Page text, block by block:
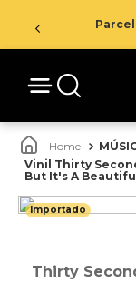
Vinil Thirty
But It's A
Importado
Thirty